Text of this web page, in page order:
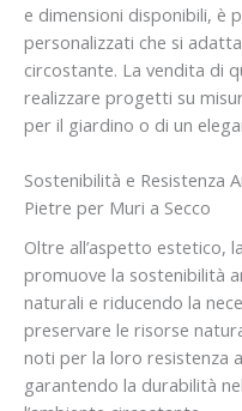
e dimensioni disponibili, è
personalizzati che si
circostante. La vendita di
realizzare progetti su
per il giardino o di un
Sostenibilità e Resistenza
Pietre per Muri a Secco
Oltre all’aspetto estetico,
promuove la sostenibilità
naturali e riducendo la
preservare le risorse
noti per la loro resistenza
garantendo la durabilità